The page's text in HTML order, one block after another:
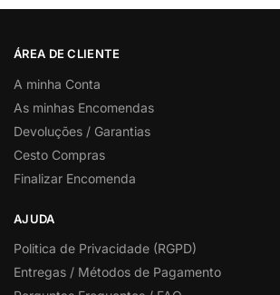
ÁREA DE CLIENTE
A minha Conta
As minhas Encomendas
Devoluções / Garantias
Cesto Compras
Finalizar Encomenda
AJUDA
Politica de Privacidade (RGPD)
Entregas / Métodos de Pagamento